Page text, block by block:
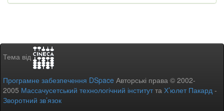
Тема від
Програмне забезпечення DSpace Авторські права © 2002-
2005 Массачусетський технологічний інститутта Х’юлет Пакард -
Зворотний зв’язок